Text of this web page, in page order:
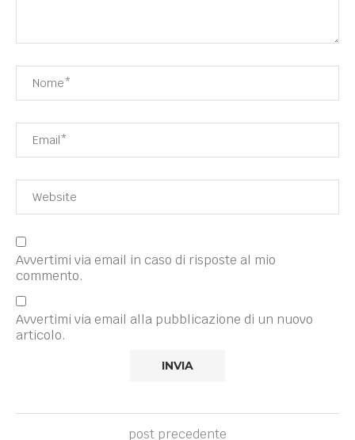
Avvertimi via email in caso di risposte al mio
commento.
Avvertimi via email alla pubblicazione di un nuovo
articolo.
post precedente